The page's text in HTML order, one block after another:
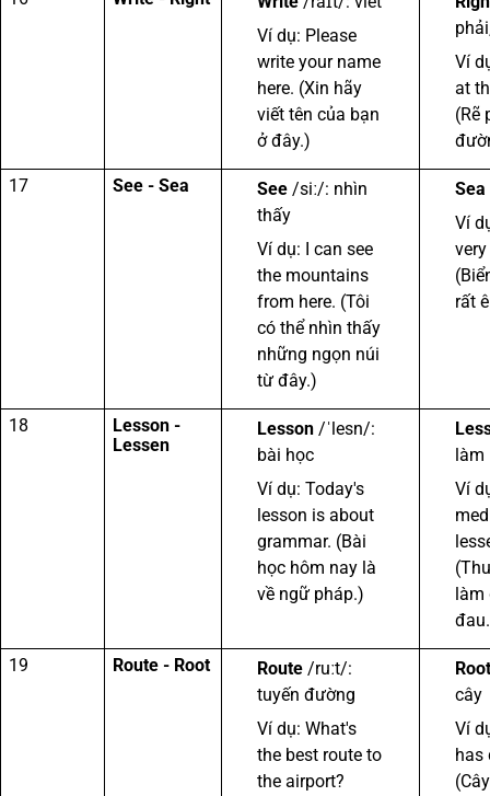
Ví dụ: Please
write your name
here. (Xin hãy
viết tên của bạn
ở đây.)
Ví
at
(Rẽ
17 See - Sea See/siː/: nhìn
thấy
Ví dụ: I can see
the mountains
from here. (Tôi
có thể nhìn thấy
những ngọn núi
từ đây.)
Sea
Ví
rất
18
Lesson -
Lessen
Lesson/ˈlesn/:
bài học
Ví dụ: Today's
lesson is about
grammar. (Bài
học hôm nay là
về ngữ pháp.)
Ví
19 Route - Root Route/ruːt/:
tuyến đường
Ví dụ: What's
the best route to
the airport?
Root
cây
Ví
has